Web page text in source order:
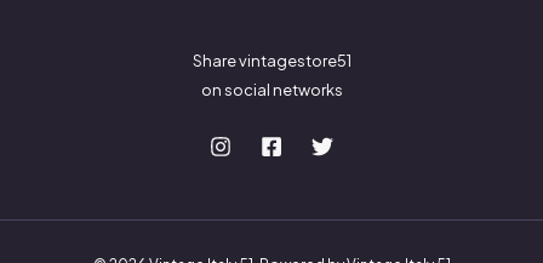
Share vintagestore51
on social networks